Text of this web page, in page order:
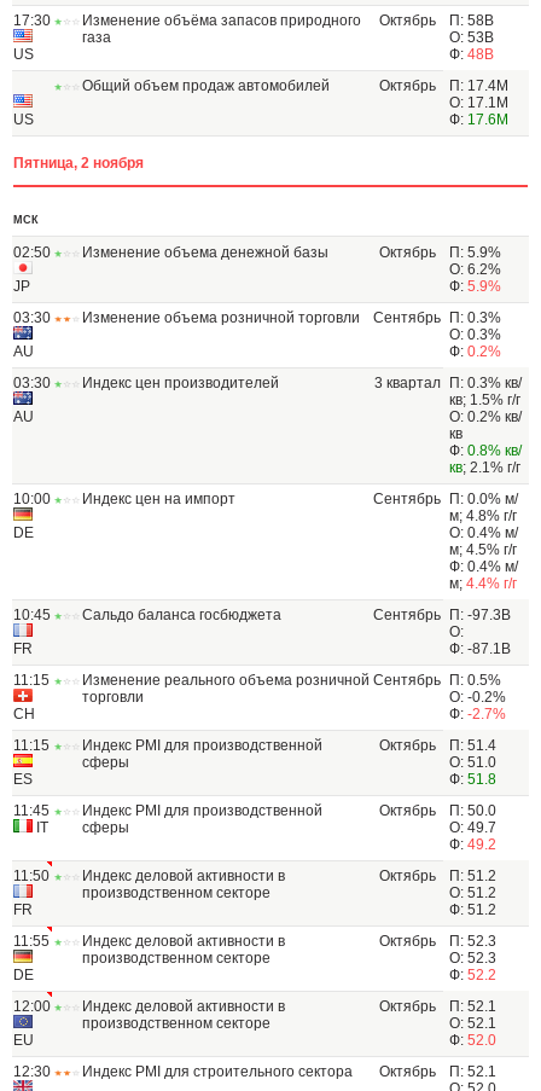
17:30
US
Изменение объёма запасов природного
газа
Октябрь
П: 58B
О: 53B
Ф: 48B
US
Общий объем продаж автомобилей Октябрь
П: 17.4M
О: 17.1M
Ф: 17.6M
Пятница, 2 ноября
МСК
02:50
JP
Изменение объема денежной базы Октябрь
П: 5.9%
О: 6.2%
Ф: 5.9%
03:30
AU
Изменение объема розничной торговли Сентябрь
П: 0.3%
О: 0.3%
Ф: 0.2%
03:30
AU
Индекс цен производителей 3 квартал
П: 0.3% кв/
кв; 1.5% г/г
О: 0.2% кв/
кв
Ф: 0.8% кв/
кв; 2.1% г/г
10:00
DE
Индекс цен на импорт Сентябрь
П: 0.0% м/
м; 4.8% г/г
О: 0.4% м/
м; 4.5% г/г
Ф: 0.4% м/
м; 4.4% г/г
10:45
FR
Сальдо баланса госбюджета Сентябрь
П: -97.3В
О:
Ф: -87.1B
11:15
CH
Изменение реального объема розничной
торговли
Сентябрь
П: 0.5%
О: -0.2%
Ф: -2.7%
11:15
ES
Индекс PMI для производственной
сферы
Октябрь
П: 51.4
О: 51.0
Ф: 51.8
11:45
IT
Индекс PMI для производственной
сферы
Октябрь
П: 50.0
О: 49.7
Ф: 49.2
11:50
FR
Индекс деловой активности в
производственном секторе
Октябрь
П: 51.2
О: 51.2
Ф: 51.2
11:55
DE
Индекс деловой активности в
производственном секторе
Октябрь
П: 52.3
О: 52.3
Ф: 52.2
12:00
EU
Индекс деловой активности в
производственном секторе
Октябрь
П: 52.1
О: 52.1
Ф: 52.0
12:30
Индекс PMI для строительного сектора Октябрь
П: 52.1